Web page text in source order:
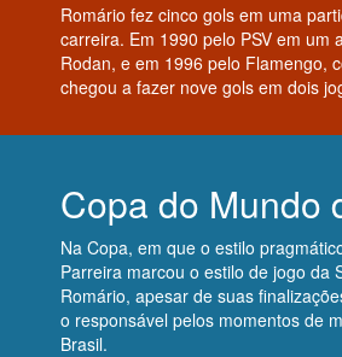
Romário fez cinco gols em uma
carreira. Em 1990 pelo PSV em um
Rodan, e em 1996 pelo Flamengo,
chegou a fazer nove gols em dois
Copa do Mundo
Na Copa, em que o estilo
Parreira marcou o estilo de jogo da
Romário, apesar de suas
o responsável pelos momentos de
Brasil.